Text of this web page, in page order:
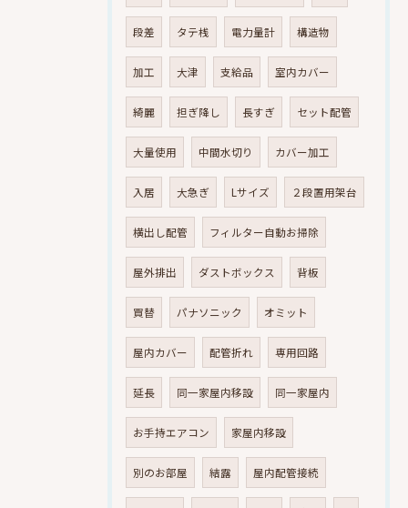
段差 タテ桟 電力量計 構造物
加工 大津 支給品 室内カバー
綺麗 担ぎ降し 長すぎ セット配管
大量使用 中間水切り カバー加工
入居 大急ぎ Lサイズ ２段置用架台
横出し配管 フィルター自動お掃除
屋外排出 ダストボックス 背板
買替 パナソニック オミット
屋内カバー 配管折れ 専用回路
延長 同一家屋内移設 同一家屋内
お手持エアコン 家屋内移設
別のお部屋 結露 屋内配管接続